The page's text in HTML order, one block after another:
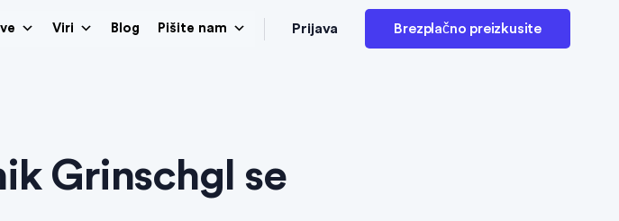
Viri Blog Pišite nam Prijava Brezplačno preizkusite
Grinschgl se